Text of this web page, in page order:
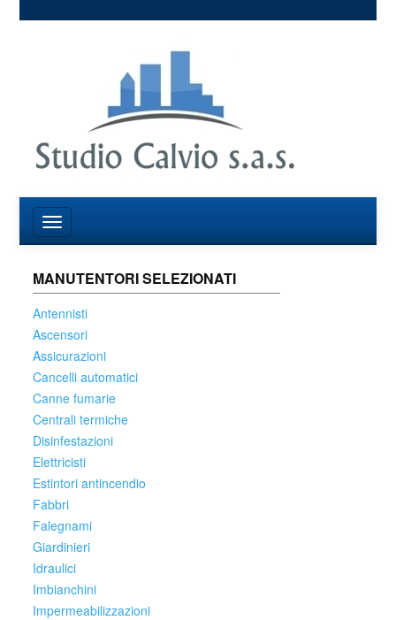
MANUTENTORI SELEZIONATI
Antennisti
Ascensori
Assicurazioni
Cancelli automatici
Canne fumarie
Centrali termiche
Disinfestazioni
Elettricisti
Estintori antincendio
Fabbri
Falegnami
Giardinieri
Idraulici
Imbianchini
Impermeabilizzazioni